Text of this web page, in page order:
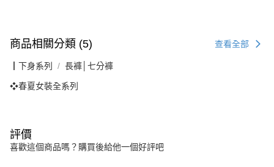
商品相關分類 (5) 查看全部
┃下身系列 長褲│七分褲
❖春夏女裝全系列
評價
喜歡這個商品嗎？購買後給他一個好評吧